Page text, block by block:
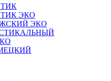
ЭКО
ЭКО